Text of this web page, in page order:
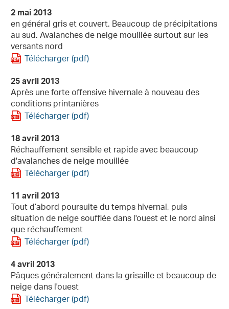
2 mai 2013
en général gris et couvert. Beaucoup de précipitations
au sud. Avalanches de neige mouillée surtout sur les
versants nord
Télécharger (pdf)
25 avril 2013
Après une forte offensive hivernale à nouveau des
conditions printanières
Télécharger (pdf)
18 avril 2013
Réchauffement sensible et rapide avec beaucoup
d'avalanches de neige mouillée
Télécharger (pdf)
11 avril 2013
Tout d’abord poursuite du temps hivernal, puis
situation de neige soufflée dans l'ouest et le nord ainsi
que réchauffement
Télécharger (pdf)
4 avril 2013
Pâques généralement dans la grisaille et beaucoup de
neige dans l'ouest
Télécharger (pdf)